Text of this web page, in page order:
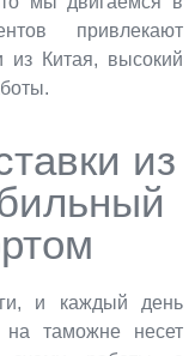
привлекают
из Китая, высокий
из
и каждый день
на таможне несет